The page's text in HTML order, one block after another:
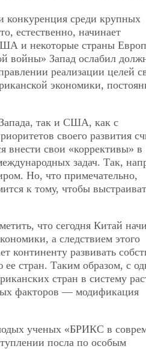
конкуренция среди крупных
естественно, начинает
и некоторые страны
войны» Запад ослабил
реализации целей
экономики,
так и США, как с
своего развития
свои «коррективы» в
задач. Так,
Но, что примечательно,
к тому, чтобы
что сегодня Китай
а следствием этого
континенту развивать
ее стран. Таким образом, с
стран в систему
факторов — модификация
ученых «БРИКС в
посла по особым